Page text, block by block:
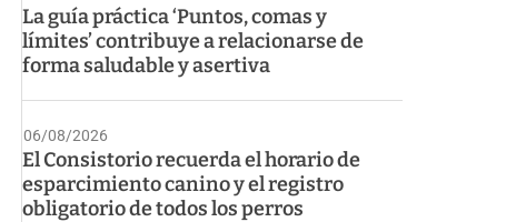
La guía práctica ‘Puntos, comas y
límites’ contribuye a relacionarse de
forma saludable y asertiva
06/08/2026
El Consistorio recuerda el horario de
esparcimiento canino y el registro
obligatorio de todos los perros